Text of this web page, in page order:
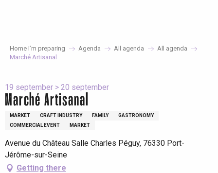
Home I’m preparing Agenda All agenda
All agenda
Marché Artisanal
19 september > 20 september
Marché Artisanal
MARKET CRAFT INDUSTRY FAMILY
GASTRONOMY
COMMERCIAL EVENT
MARKET
Avenue du Château Salle Charles Péguy, 76330 Port-
Jérôme-sur-Seine
Getting there